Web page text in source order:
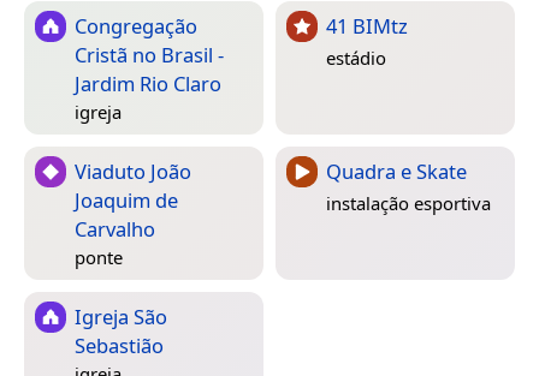
Congregação
Cristã no Brasil -
Jardim Rio Claro
igreja
41 BIMtz
estádio
Viaduto João
Joaquim de
Carvalho
ponte
Quadra e Skate
instalação esportiva
Igreja São
Sebastião